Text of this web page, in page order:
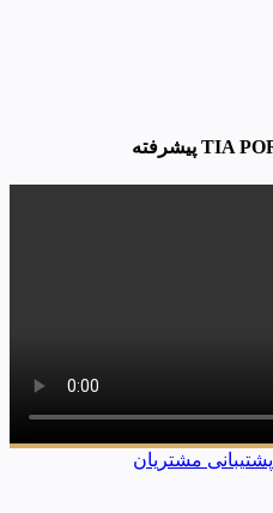
پشتیبانی مشتریان